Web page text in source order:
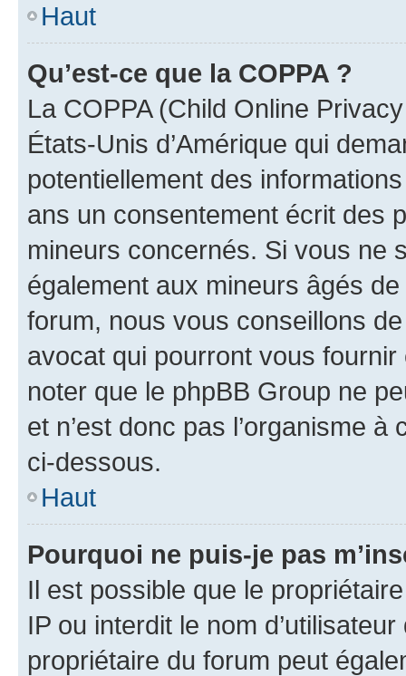
Haut
Qu’est-ce que la COPPA ?
La COPPA (Child Online
États-Unis d’Amérique qui
potentiellement des
ans un consentement écrit des
mineurs concernés. Si vous ne
également aux mineurs âgés
forum, nous vous conseillons
avocat qui pourront vous
noter que le phpBB Group ne
et n’est donc pas l’organisme
ci-dessous.
Haut
Pourquoi ne puis-je pas
Il est possible que le
IP ou interdit le nom
propriétaire du forum peut